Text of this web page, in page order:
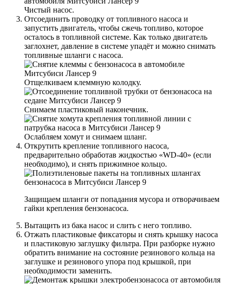
Чистый насос.
Отсоединить проводку от топливного насоса и
запустить двигатель, чтобы сжечь топливо, которое
осталось в топливной системе. Как только двигатель
заглохнет, давление в системе упадёт и можно снимать
топливные шланги с насоса.
Отщелкиваем клеммную колодку.
Снимаем пластиковый наконечник.
Ослабляем хомут и снимаем шланг.
Открутить крепление топливного насоса,
предварительно обработав жидкостью «WD-40» (если
необходимо), и снять прижимное кольцо.
Защищаем шланги от попадания мусора и отворачиваем
гайки крепления бензонасоса.
Вытащить из бака насос и слить с него топливо.
Отжать пластиковые фиксаторы и снять крышку насоса
и пластиковую заглушку фильтра. При разборке нужно
обратить внимание на состояние резинового кольца на
заглушке и резинового упора под крышкой, при
необходимости заменить.